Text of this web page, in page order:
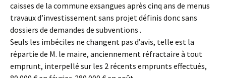
caisses de la commune exsangues après cinq ans de menus
travaux d’investissement sans projet définis donc sans
dossiers de demandes de subventions .
Seuls les imbéciles ne changent pas d’avis, telle est la
répartie de M. le maire, anciennement réfractaire à tout
emprunt, interpellé sur les 2 récents emprunts effectués,